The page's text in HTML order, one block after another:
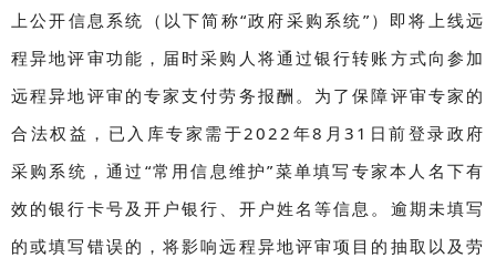
上公开信息系统（以下简称“政府采购系统”）即将上线远
程异地评审功能，届时采购人将通过银行转账方式向参加
远程异地评审的专家支付劳务报酬。为了保障评审专家的
合法权益，已入库专家需于2022年8月31日前登录政府
采购系统，通过“常用信息维护”菜单填写专家本人名下有
效的银行卡号及开户银行、开户姓名等信息。逾期未填写
的或填写错误的，将影响远程异地评审项目的抽取以及劳